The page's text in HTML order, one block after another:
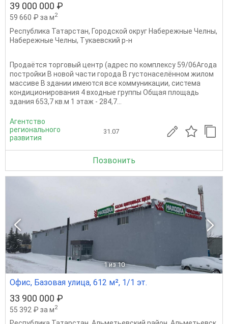
39 000 000 ₽
59 660 ₽ за м2
Республика Татарстан, Городской округ Набережные Челны,
Набережные Челны, Тукаевский р-н
Продаётся торговый центр (адрес по комплексу 59/06Агода
постройки В новой части города В густонаселённом жилом
массиве В здании имеются все коммуникации, система
кондиционирования 4 входные группы Общая площадь
здания 653,7 кв.м 1 этаж - 284,7...
Агентство
регионального
развития
31.07
Позвонить
1 из 10
Офис, Базовая улица, 612 м², 1/1 эт.
33 900 000 ₽
55 392 ₽ за м2